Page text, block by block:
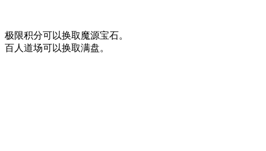
极限积分可以换取魔源宝石。
百人道场可以换取满盘。